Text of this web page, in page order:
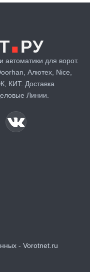
.РУ
для ворот.
Алютех, Nice,
КИТ. Доставка
Линии.
- Vorotnet.ru